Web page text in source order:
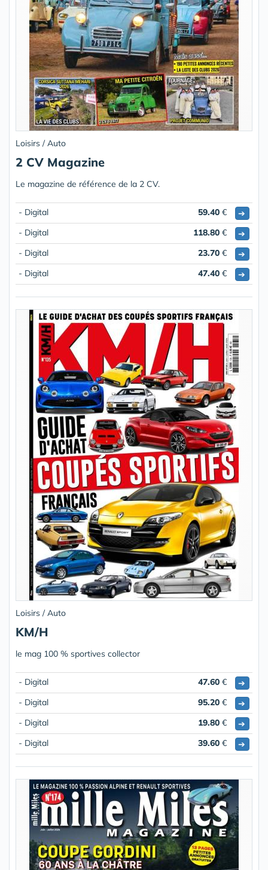
Loisirs / Auto
2 CV Magazine
Le magazine de référence de la 2 CV.
- Digital 59.40 €
➔
- Digital
118.80 €
➔
- Digital
23.70 €
➔
- Digital
47.40 € ➔
Loisirs / Auto
KM/H
le mag 100 % sportives collector
- Digital 47.60 €
➔
- Digital
95.20 €
➔
- Digital
19.80 €
➔
- Digital
39.60 € ➔